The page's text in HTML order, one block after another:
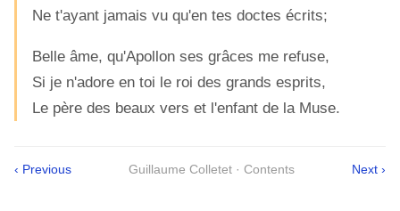
Ne t'ayant jamais vu qu'en tes doctes écrits;
Belle âme, qu'Apollon ses grâces me refuse,
Si je n'adore en toi le roi des grands esprits,
Le père des beaux vers et l'enfant de la Muse.
‹ Previous Guillaume Colletet · Contents Next ›